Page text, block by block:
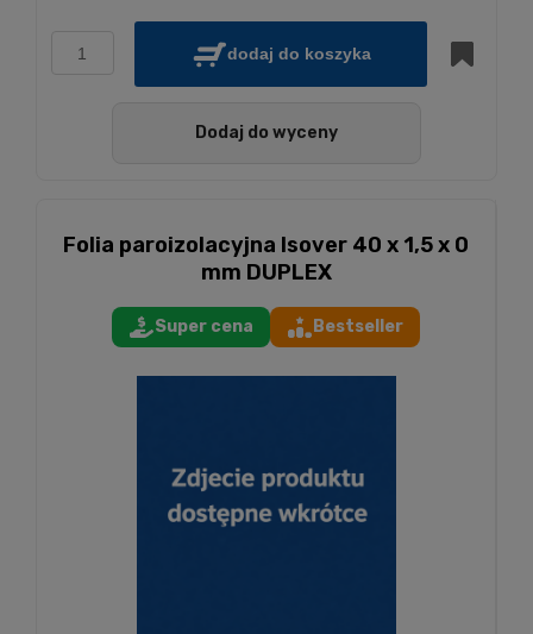
dodaj do koszyka
Dodaj do wyceny
Folia paroizolacyjna Isover 40 x 1,5 x 0
mm DUPLEX
Super cena Bestseller